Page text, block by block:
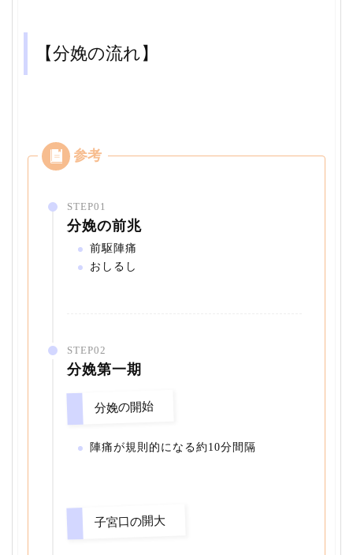
【分娩の流れ】
STEP01
分娩の前兆
前駆陣痛
おしるし
STEP02
分娩第一期
分娩の開始
陣痛が規則的になる約10分間隔
子宮口の開大